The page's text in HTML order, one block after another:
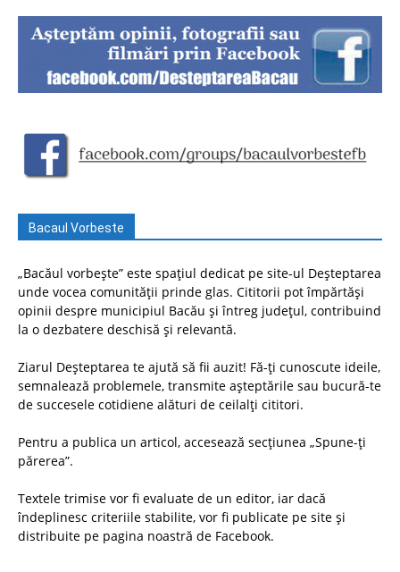
Bacaul Vorbeste
„Bacăul vorbește” este spațiul dedicat pe site-ul Deșteptarea
unde vocea comunității prinde glas. Cititorii pot împărtăși
opinii despre municipiul Bacău și întreg județul, contribuind
la o dezbatere deschisă și relevantă.
Ziarul Deșteptarea te ajută să fii auzit! Fă-ți cunoscute ideile,
semnalează problemele, transmite așteptările sau bucură-te
de succesele cotidiene alături de ceilalți cititori.
Pentru a publica un articol, accesează secțiunea „Spune-ți
părerea”.
Textele trimise vor fi evaluate de un editor, iar dacă
îndeplinesc criteriile stabilite, vor fi publicate pe site și
distribuite pe pagina noastră de Facebook.